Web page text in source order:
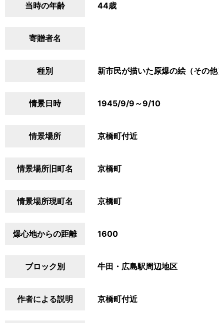
当時の年齢 44歳
寄贈者名
種別 新市民が描いた原爆の絵（その他
情景日時 1945/9/9～9/10
情景場所 京橋町付近
情景場所旧町名 京橋町
情景場所現町名 京橋町
爆心地からの距離 1600
ブロック別 牛田・広島駅周辺地区
作者による説明 京橋町付近